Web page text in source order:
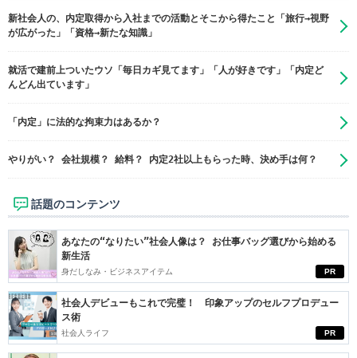
新社会人の、内定取得から入社までの活動とそこから得たこと「旅行→視野
が広がった」「資格→新たな知識」
就活で建前上ついたウソ「毎日カギ見てます」「人が好きです」「内定ど
んどん出ています」
「内定」に法的な拘束力はあるか？
やりがい？ 会社規模？ 給料？ 内定2社以上もらった時、決め手は何？
話題のコンテンツ
PR
あなたの“なりたい”社会人像は？ お仕事バッグ選びから始める
新生活
身だしなみ・ビジネスアイテム
PR
社会人デビューもこれで完璧！ 印象アップのセルフプロデュー
ス術
社会人ライフ